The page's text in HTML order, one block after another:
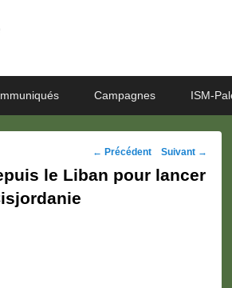
Campagnes ISM-
Navigation
des
← Précédent Suivant →
le Liban pour lancer